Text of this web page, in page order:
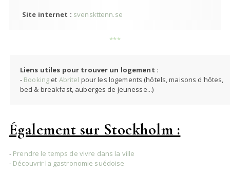
Site internet : svenskttenn.se
***
Liens utiles pour trouver un logement :
- Booking et Abritel pour les logements (hôtels, maisons d'hôtes,
bed & breakfast, auberges de jeunesse...)
Également sur Stockholm :
- Prendre le temps de vivre dans la ville
- Découvrir la gastronomie suédoise